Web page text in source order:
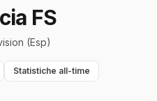
FS
(Esp)
Statistiche all-time